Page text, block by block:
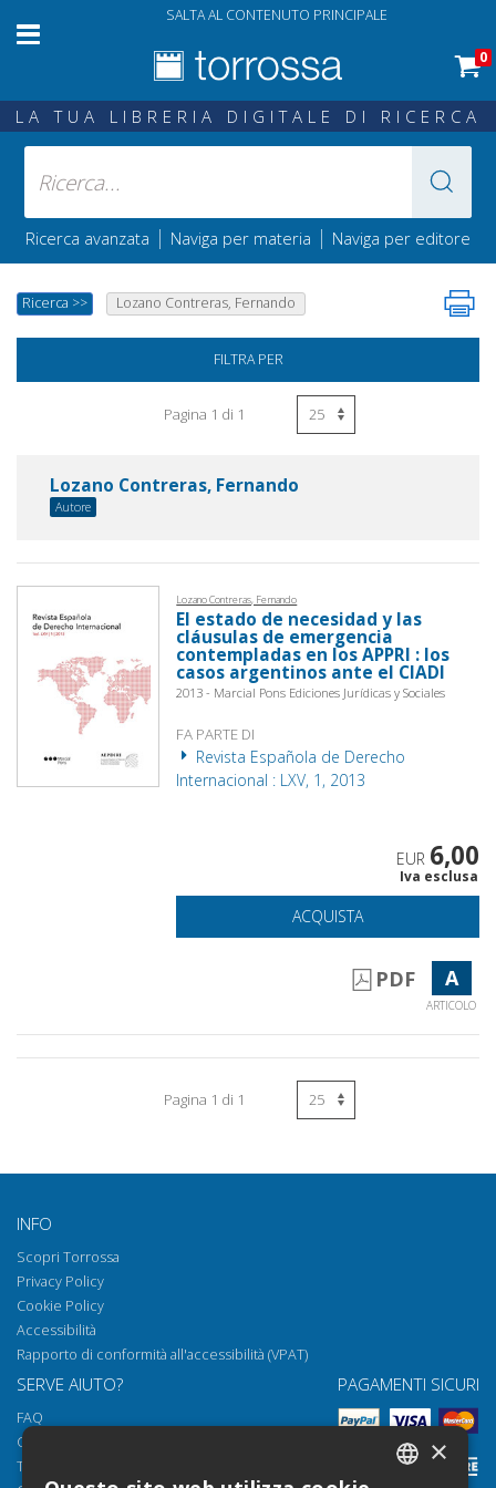
SALTA AL CONTENUTO PRINCIPALE
0
LA TUA LIBRERIA DIGITALE DI RICERCA
Ricerca avanzata | Naviga per materia | Naviga per editore
Ricerca >> Lozano Contreras, Fernando
FILTRA PER
Pagina 1 di 1
Lozano Contreras, Fernando
Autore
Lozano Contreras, Fernando
El estado de necesidad y las
cláusulas de emergencia
contempladas en los APPRI : los
casos argentinos ante el CIADI
2013 - Marcial Pons Ediciones Jurídicas y Sociales
FA PARTE DI
Revista Española de Derecho
Internacional : LXV, 1, 2013
EUR 6,00
Iva esclusa
ACQUISTA
PDF A
ARTICOLO
Pagina 1 di 1
INFO
Scopri Torrossa
Privacy Policy
Cookie Policy
Accessibilità
Rapporto di conformità all'accessibilità (VPAT)
SERVE AIUTO?
FAQ
Come aprire i nostri documenti
Torrossa Reader
PAGAMENTI SICURI
×